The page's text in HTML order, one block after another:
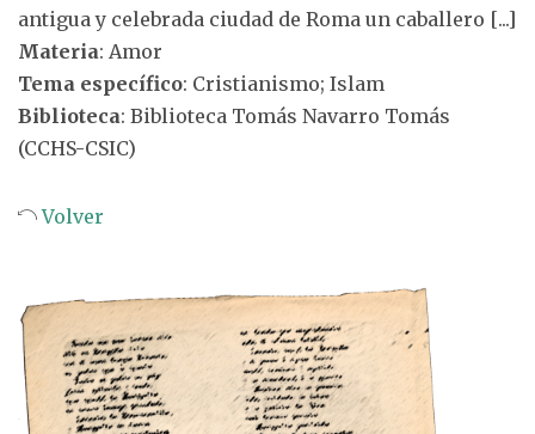
antigua y celebrada ciudad de Roma un caballero [...]
Materia: Amor
Tema específico: Cristianismo; Islam
Biblioteca: Biblioteca Tomás Navarro Tomás
(CCHS-CSIC)
Volver